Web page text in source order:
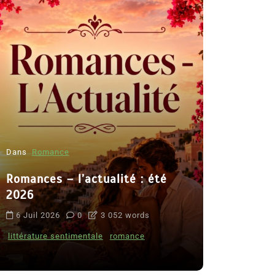
Dans Romance
Romances – l’actualité : été
2026
6 Juil 2026 0 3 052 words
littérature sentimentale romance